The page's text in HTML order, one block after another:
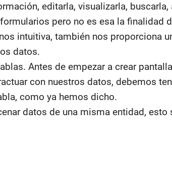
editarla, visualizarla,
pero no es esa la finalidad
intuitiva, también nos proporciona
datos.
Antes de empezar a crear
con nuestros datos, debemos
como ya hemos dicho.
datos de una misma entidad,